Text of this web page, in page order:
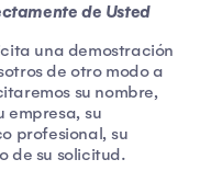
de Usted
una demostración
de otro modo a
su nombre,
empresa, su
profesional, su
de su solicitud.